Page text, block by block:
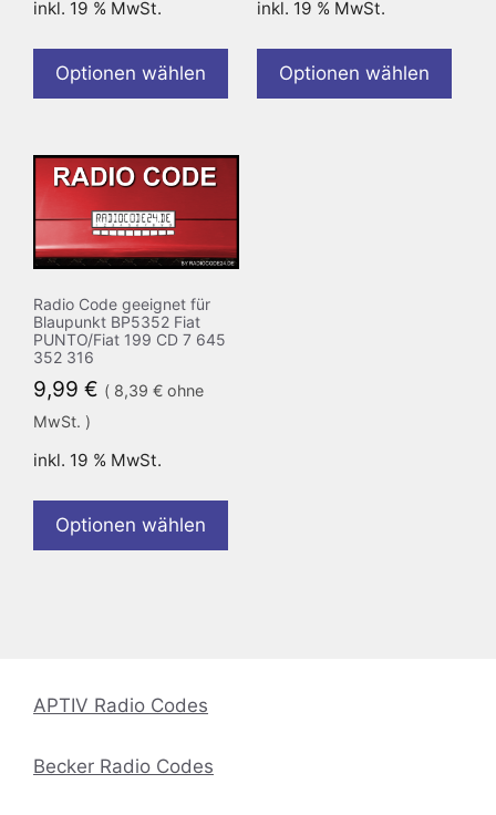
inkl. 19 % MwSt.
Optionen wählen
inkl. 19 % MwSt.
Optionen wählen
Radio Code geeignet für
Blaupunkt BP5352 Fiat
PUNTO/Fiat 199 CD 7 645
352 316
9,99 € ( 8,39 € ohne
MwSt. )
inkl. 19 % MwSt.
Optionen wählen
APTIV Radio Codes
Becker Radio Codes